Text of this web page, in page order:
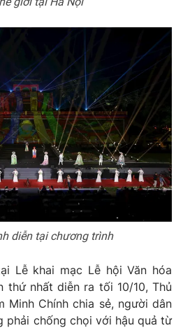
diễn tại chương trình
Lễ khai mạc Lễ hội Văn hóa
thứ nhất diễn ra tối 10/10, Thủ
Minh Chính chia sẻ, người dân
phải chống chọi với hậu quả từ